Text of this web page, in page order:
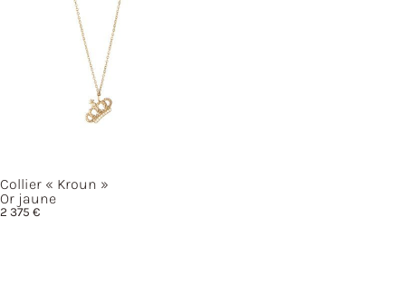
Collier « Kroun »
Or jaune
2 375 €